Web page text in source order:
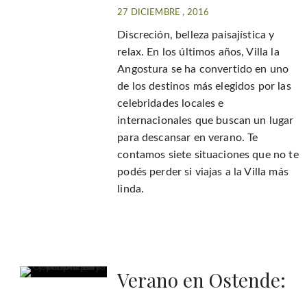
27 DICIEMBRE , 2016
Discreción, belleza paisajística y
relax. En los últimos años, Villa la
Angostura se ha convertido en uno
de los destinos más elegidos por las
celebridades locales e
internacionales que buscan un lugar
para descansar en verano. Te
contamos siete situaciones que no te
podés perder si viajas a la Villa más
linda.
Verano en Ostende: